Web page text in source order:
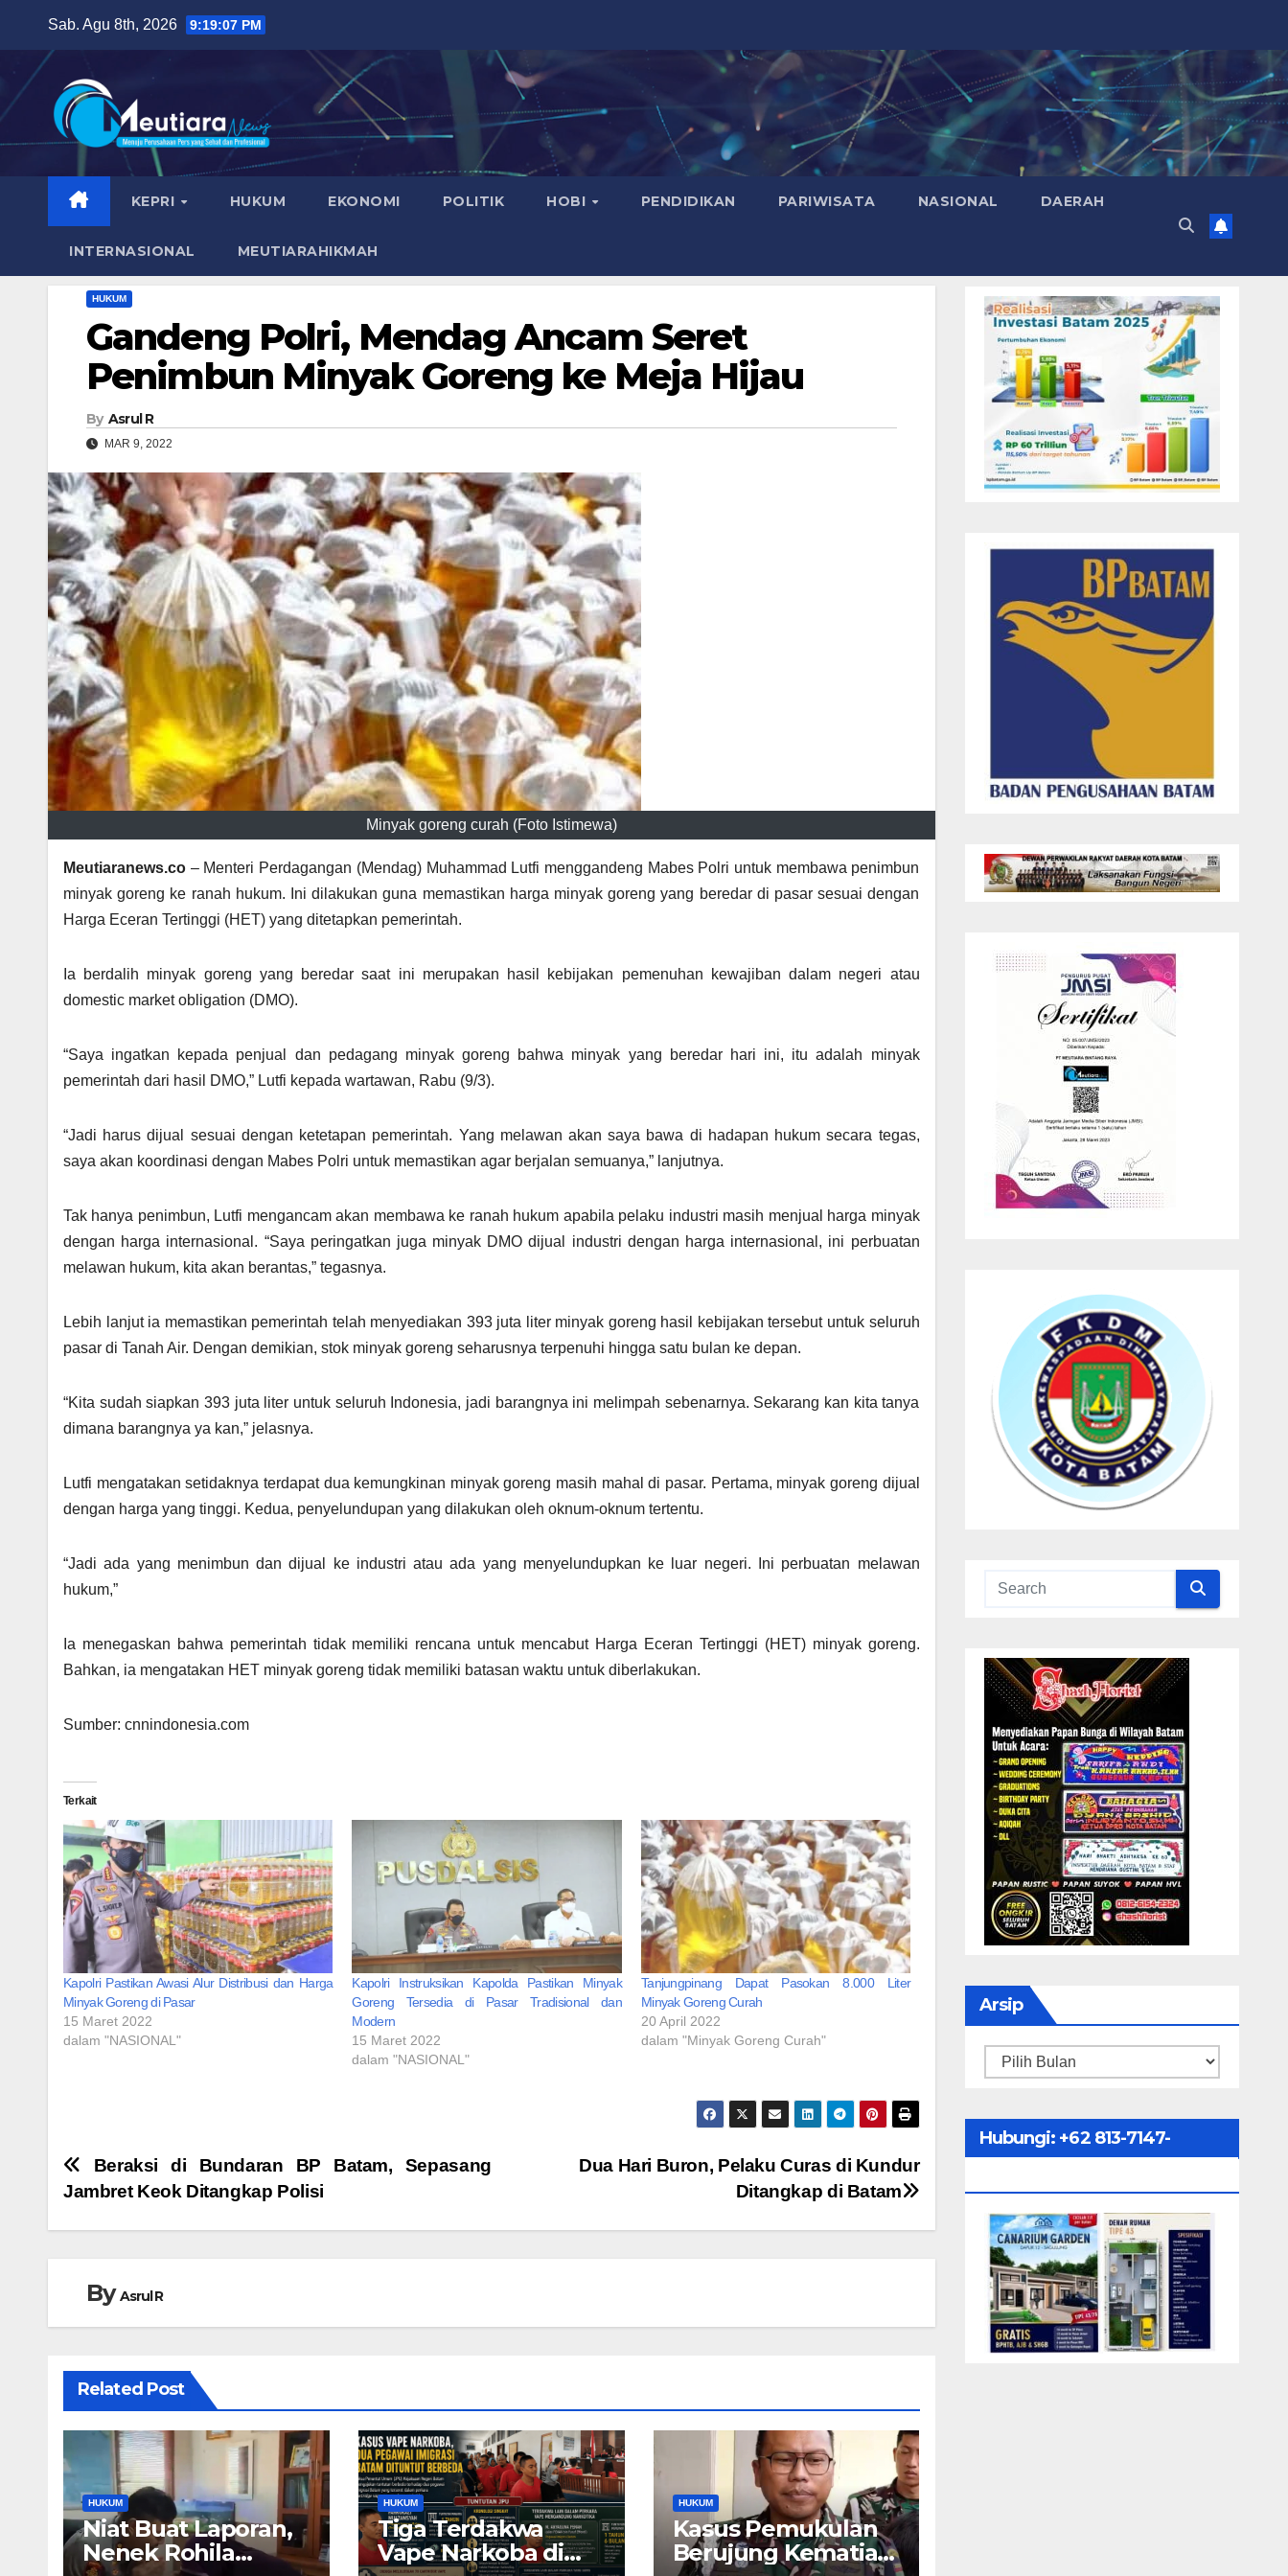
content
Sab. Agu 8th, 2026 9:19:08 PM
KEPRI HUKUM EKONOMI POLITIK HOBI PENDIDIKAN PARIWISATA NASIONAL DAERAH
INTERNASIONAL MEUTIARAHIKMAH
HUKUM
Gandeng Polri, Mendag Ancam Seret
Penimbun Minyak Goreng ke Meja Hijau
By Asrul R
MAR 9, 2022
Minyak goreng curah (Foto Istimewa)
Meutiaranews.co – Menteri Perdagangan (Mendag) Muhammad Lutfi menggandeng Mabes Polri untuk membawa penimbun
minyak goreng ke ranah hukum. Ini dilakukan guna memastikan harga minyak goreng yang beredar di pasar sesuai dengan
Harga Eceran Tertinggi (HET) yang ditetapkan pemerintah.
Ia berdalih minyak goreng yang beredar saat ini merupakan hasil kebijakan pemenuhan kewajiban dalam negeri atau
domestic market obligation (DMO).
“Saya ingatkan kepada penjual dan pedagang minyak goreng bahwa minyak yang beredar hari ini, itu adalah minyak
pemerintah dari hasil DMO,” Lutfi kepada wartawan, Rabu (9/3).
“Jadi harus dijual sesuai dengan ketetapan pemerintah. Yang melawan akan saya bawa di hadapan hukum secara tegas,
saya akan koordinasi dengan Mabes Polri untuk memastikan agar berjalan semuanya,” lanjutnya.
Tak hanya penimbun, Lutfi mengancam akan membawa ke ranah hukum apabila pelaku industri masih menjual harga minyak
dengan harga internasional. “Saya peringatkan juga minyak DMO dijual industri dengan harga internasional, ini perbuatan
melawan hukum, kita akan berantas,” tegasnya.
Lebih lanjut ia memastikan pemerintah telah menyediakan 393 juta liter minyak goreng hasil kebijakan tersebut untuk seluruh
pasar di Tanah Air. Dengan demikian, stok minyak goreng seharusnya terpenuhi hingga satu bulan ke depan.
“Kita sudah siapkan 393 juta liter untuk seluruh Indonesia, jadi barangnya ini melimpah sebenarnya. Sekarang kan kita tanya
dimana barangnya ya kan,” jelasnya.
Lutfi mengatakan setidaknya terdapat dua kemungkinan minyak goreng masih mahal di pasar. Pertama, minyak goreng dijual
dengan harga yang tinggi. Kedua, penyelundupan yang dilakukan oleh oknum-oknum tertentu.
“Jadi ada yang menimbun dan dijual ke industri atau ada yang menyelundupkan ke luar negeri. Ini perbuatan melawan
hukum,”
Ia menegaskan bahwa pemerintah tidak memiliki rencana untuk mencabut Harga Eceran Tertinggi (HET) minyak goreng.
Bahkan, ia mengatakan HET minyak goreng tidak memiliki batasan waktu untuk diberlakukan.
Sumber: cnnindonesia.com
Terkait
Kapolri Pastikan Awasi Alur Distribusi dan Harga
Minyak Goreng di Pasar
15 Maret 2022
dalam "NASIONAL"
Kapolri Instruksikan Kapolda Pastikan Minyak
Goreng Tersedia di Pasar Tradisional dan
Modern
15 Maret 2022
dalam "NASIONAL"
Tanjungpinang Dapat Pasokan 8.000 Liter
Minyak Goreng Curah
20 April 2022
dalam "Minyak Goreng Curah"
Navigasi
Dua Hari Buron, Pelaku Curas di Kundur
Ditangkap di Batam
Beraksi di Bundaran BP Batam, Sepasang
Jambret Keok Ditangkap Polisi
ByAsrul R
Related Post
HUKUM
Niat Buat Laporan,
Nenek Rohila
HUKUM
Tiga Terdakwa
Vape Narkoba di
HUKUM
Kasus Pemukulan
Berujung Kematian
Arsip
Arsip
Hubungi: ‪+62 813-7147-